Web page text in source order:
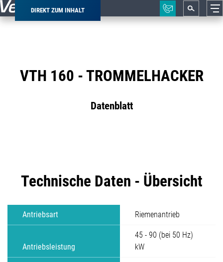
DIREKT ZUM INHALT
Pfadnavigation
VTH 160 - TROMMELHACKER
Datenblatt
Technische Daten - Übersicht
Antriebsart Riemenantrieb
Antriebsleistung
45 - 90 (bei 50 Hz)
kW